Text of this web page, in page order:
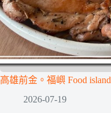
高雄前金。福嶼 Food island
2026-07-19